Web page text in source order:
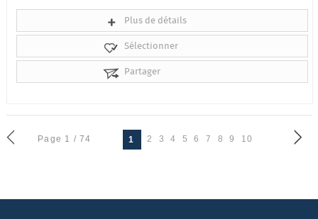
Plus de détails
Sélectionner
Partager
Page 1 / 74 1 2 3 4 5 6 7 8 9 10